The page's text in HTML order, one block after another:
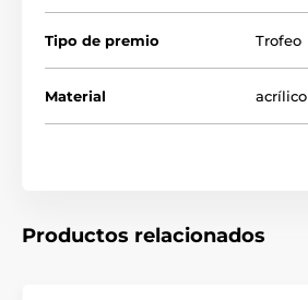
Tipo de premio Trofeo
Material acrílico
Productos relacionados